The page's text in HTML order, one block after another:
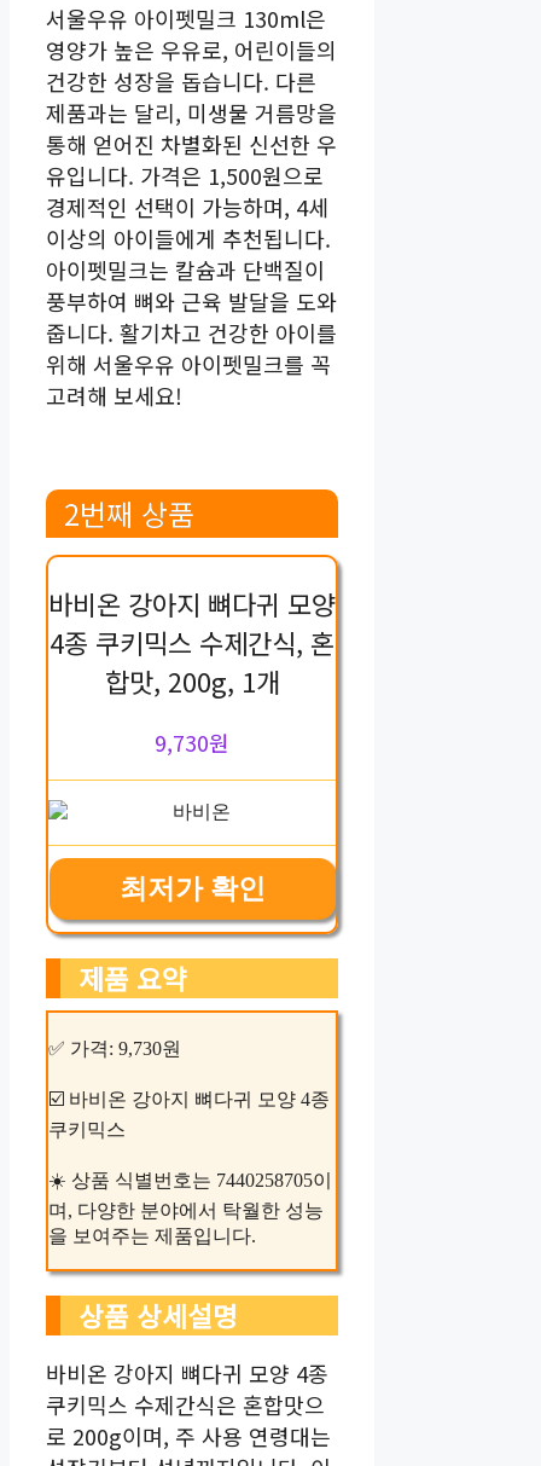
서울우유 아이펫밀크 130ml은
영양가 높은 우유로, 어린이들의
건강한 성장을 돕습니다. 다른
제품과는 달리, 미생물 거름망을
통해 얻어진 차별화된 신선한 우
유입니다. 가격은 1,500원으로
경제적인 선택이 가능하며, 4세
이상의 아이들에게 추천됩니다.
아이펫밀크는 칼슘과 단백질이
풍부하여 뼈와 근육 발달을 도와
줍니다. 활기차고 건강한 아이를
위해 서울우유 아이펫밀크를 꼭
고려해 보세요!
2번째 상품
바비온 강아지 뼈다귀 모양
4종 쿠키믹스 수제간식, 혼
합맛, 200g, 1개
9,730원
최저가 확인
제품 요약
✅ 가격: 9,730원
☑️ 바비온 강아지 뼈다귀 모양 4종
쿠키믹스
☀️ 상품 식별번호는 7440258705이
며, 다양한 분야에서 탁월한 성능
을 보여주는 제품입니다.
상품 상세설명
바비온 강아지 뼈다귀 모양 4종
쿠키믹스 수제간식은 혼합맛으
로 200g이며, 주 사용 연령대는